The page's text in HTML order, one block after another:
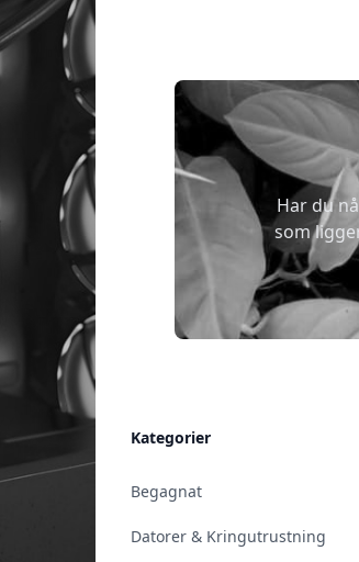
Har du
som
Kategorier
Begagnat
Datorer & Kringutrustning